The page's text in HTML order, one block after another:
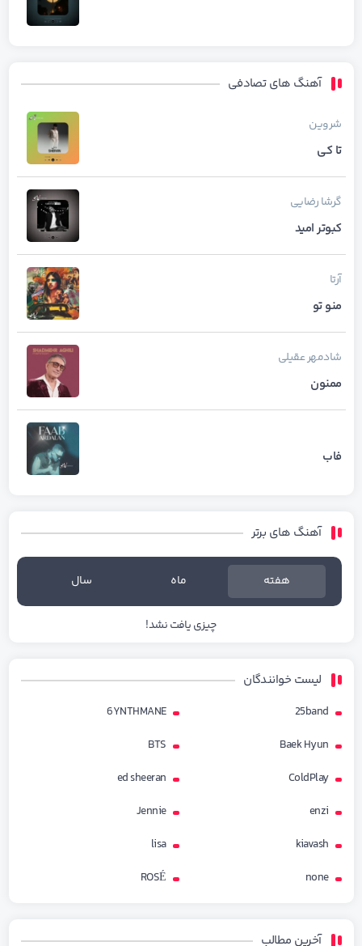
آهنگ های تصادفی
شروین
تا کی
گرشا رضایی
کبوتر امید
آرتا
منو تو
شادمهر عقیلی
ممنون
فاب
آهنگ های برتر
هفته ماه سال
چیزی یافت نشد!
لیست خوانندگان
25band
6YNTHMANE
Baek Hyun
BTS
ColdPlay
ed sheeran
enzi
Jennie
kiavash
lisa
none
ROSÉ
آخرین مطالب